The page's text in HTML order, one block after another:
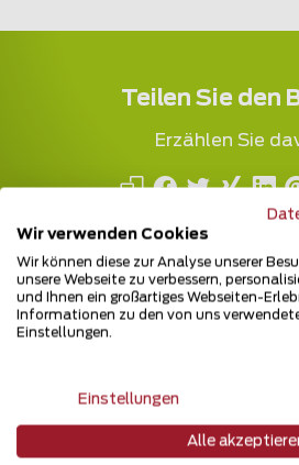
Teilen Sie den
Erzählen Sie
Puls des
Wir verwenden Cookies
Wir können diese zur Analyse unserer
unsere Webseite zu verbessern,
und Ihnen ein großartiges Webseiten-
Informationen zu den von uns
Einstellungen.
Einstellungen
Alle